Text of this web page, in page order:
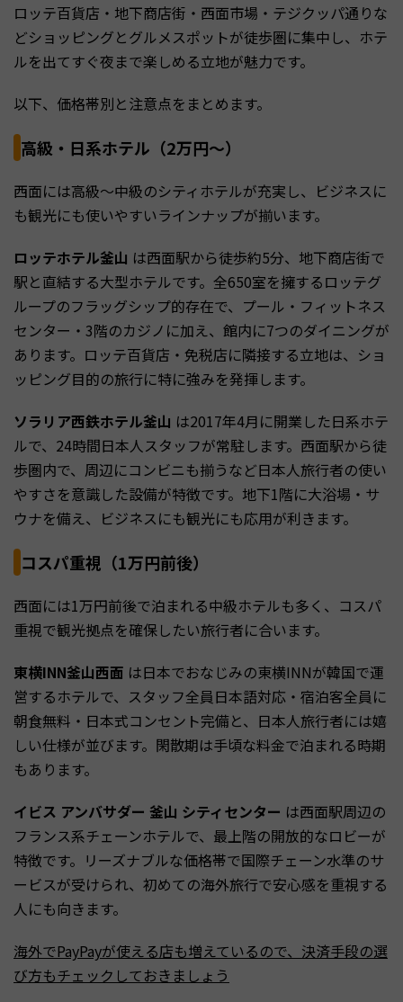
ロッテ百貨店・地下商店街・西面市場・テジクッパ通りな
どショッピングとグルメスポットが徒歩圏に集中し、ホテ
ルを出てすぐ夜まで楽しめる立地が魅力です。
以下、価格帯別と注意点をまとめます。
高級・日系ホテル（2万円〜）
西面には高級〜中級のシティホテルが充実し、ビジネスに
も観光にも使いやすいラインナップが揃います。
ロッテホテル釜山 は西面駅から徒歩約5分、地下商店街で
駅と直結する大型ホテルです。全650室を擁するロッテグ
ループのフラッグシップ的存在で、プール・フィットネス
センター・3階のカジノに加え、館内に7つのダイニングが
あります。ロッテ百貨店・免税店に隣接する立地は、ショ
ッピング目的の旅行に特に強みを発揮します。
ソラリア西鉄ホテル釜山 は2017年4月に開業した日系ホテ
ルで、24時間日本人スタッフが常駐します。西面駅から徒
歩圏内で、周辺にコンビニも揃うなど日本人旅行者の使い
やすさを意識した設備が特徴です。地下1階に大浴場・サ
ウナを備え、ビジネスにも観光にも応用が利きます。
コスパ重視（1万円前後）
西面には1万円前後で泊まれる中級ホテルも多く、コスパ
重視で観光拠点を確保したい旅行者に合います。
東横INN釜山西面 は日本でおなじみの東横INNが韓国で運
営するホテルで、スタッフ全員日本語対応・宿泊客全員に
朝食無料・日本式コンセント完備と、日本人旅行者には嬉
しい仕様が並びます。閑散期は手頃な料金で泊まれる時期
もあります。
イビス アンバサダー 釜山 シティセンター は西面駅周辺の
フランス系チェーンホテルで、最上階の開放的なロビーが
特徴です。リーズナブルな価格帯で国際チェーン水準のサ
ービスが受けられ、初めての海外旅行で安心感を重視する
人にも向きます。
海外でPayPayが使える店も増えているので、決済手段の選
び方もチェックしておきましょう